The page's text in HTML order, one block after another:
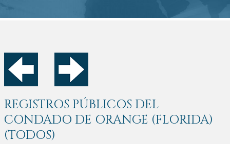
REGISTROS PÚBLICOS DEL
CONDADO DE ORANGE (FLORIDA)
(TODOS)